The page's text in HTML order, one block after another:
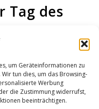
um Geräteinformationen zu
tun dies, um das Browsing-
Werbung
die Zustimmung widerrufst,
beeinträchtigen.
Tag des